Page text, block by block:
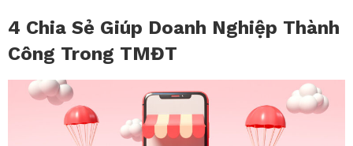
4 Chia Sẻ Giúp Doanh Nghiệp Thành
Công Trong TMĐT